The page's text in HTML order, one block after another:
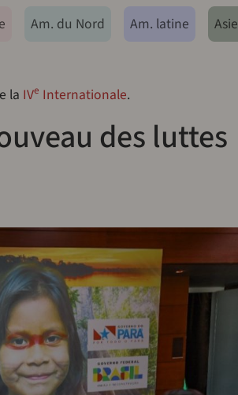
Am. du Nord Am. latine Asie
la IVe Internationale.
des luttes